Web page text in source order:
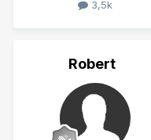
3,5k
Robert